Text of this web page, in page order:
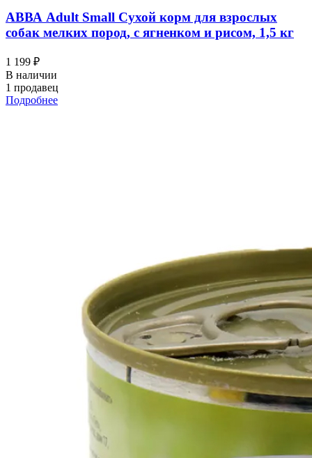
АВВА Adult Small Сухой корм для взрослых
собак мелких пород, с ягненком и рисом, 1,5 кг
1 199 ₽
В наличии
1 продавец
Подробнее